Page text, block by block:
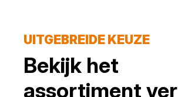
UITGEBREIDE KEUZE
Bekijk het
assortiment